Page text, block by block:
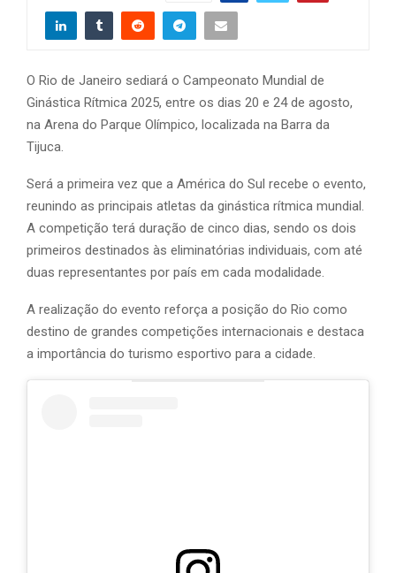
O Rio de Janeiro sediará o Campeonato Mundial de
Ginástica Rítmica 2025, entre os dias 20 e 24 de agosto,
na Arena do Parque Olímpico, localizada na Barra da
Tijuca.
Será a primeira vez que a América do Sul recebe o evento,
reunindo as principais atletas da ginástica rítmica mundial.
A competição terá duração de cinco dias, sendo os dois
primeiros destinados às eliminatórias individuais, com até
duas representantes por país em cada modalidade.
A realização do evento reforça a posição do Rio como
destino de grandes competições internacionais e destaca
a importância do turismo esportivo para a cidade.